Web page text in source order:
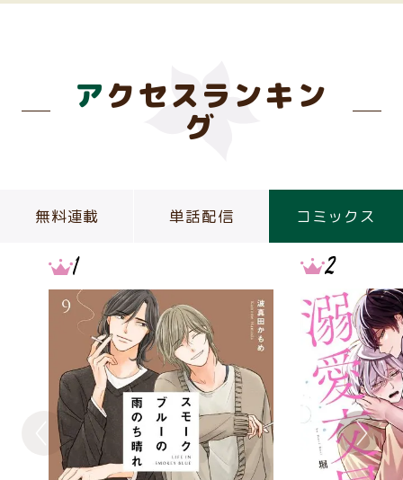
アクセスランキン
グ
無料連載 単話配信 コミックス